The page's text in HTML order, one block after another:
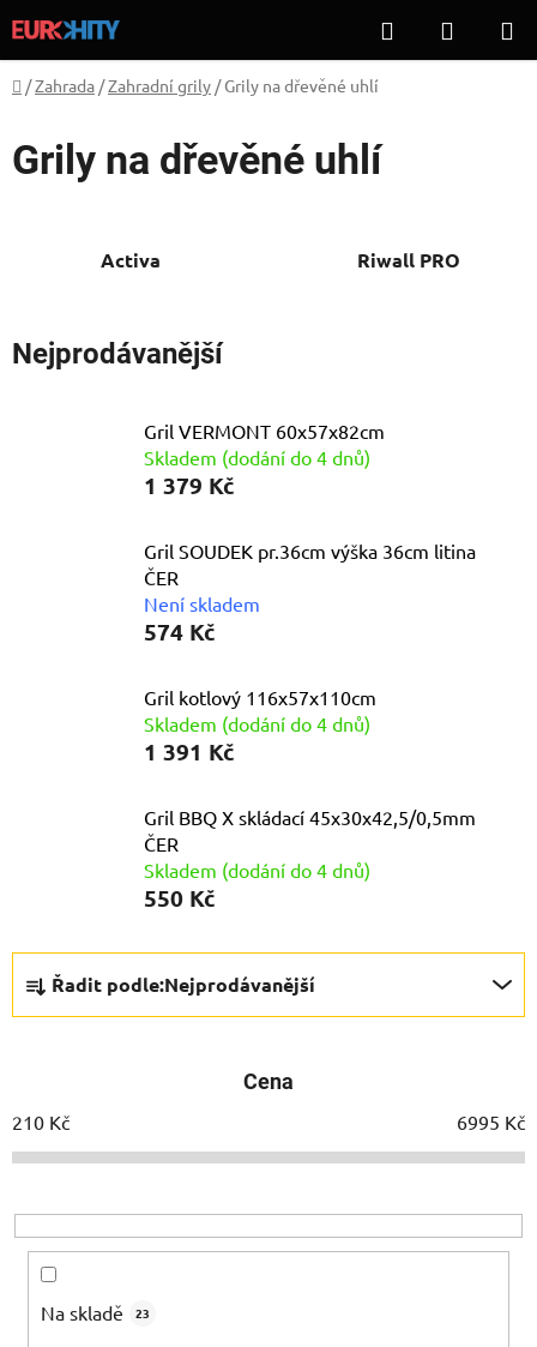
na
obsah
Hledat
KOŠÍK
Domů
/Zahrada /Zahradní grily / Grily na dřevěné uhlí
Grily na dřevěné uhlí
Activa Riwall PRO
Nejprodávanější
Gril VERMONT 60x57x82cm
Skladem (dodání do 4 dnů)
1 379 Kč
Gril SOUDEK pr.36cm výška 36cm litina
ČER
Není skladem
574 Kč
Gril kotlový 116x57x110cm
Skladem (dodání do 4 dnů)
1 391 Kč
Gril BBQ X skládací 45x30x42,5/0,5mm
ČER
Skladem (dodání do 4 dnů)
550 Kč
í
p
o
d
Řadit podle:Nejprodávanější
Cena
210 Kč 6995 Kč
Na skladě 23